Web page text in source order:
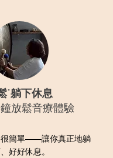
˙躺下休息
放鬆音療體驗
很簡單——讓你真正地躺
好好休息。